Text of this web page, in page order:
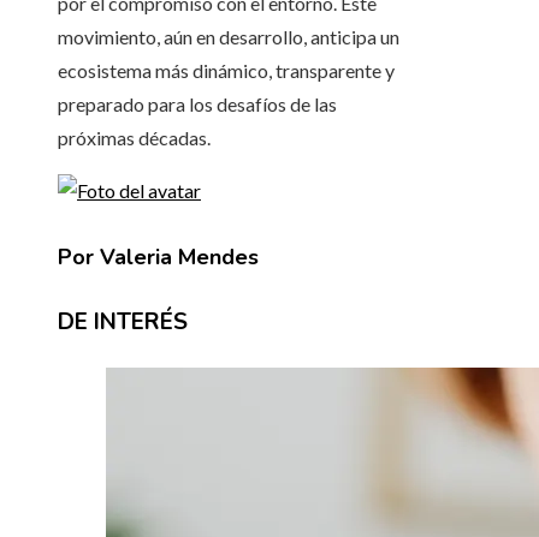
movimiento, aún en desarrollo, anticipa un
ecosistema más dinámico, transparente y
preparado para los desafíos de las
próximas décadas.
Por Valeria Mendes
DE INTERÉS